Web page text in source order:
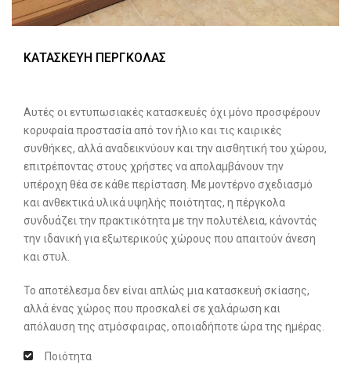
ΚΑΤΑΣΚΕΥΗ ΠΕΡΓΚΟΛΑΣ
Αυτές οι εντυπωσιακές κατασκευές όχι μόνο προσφέρουν
κορυφαία προστασία από τον ήλιο και τις καιρικές
συνθήκες, αλλά αναδεικνύουν και την αισθητική του χώρου,
επιτρέποντας στους χρήστες να απολαμβάνουν την
υπέροχη θέα σε κάθε περίσταση. Με μοντέρνο σχεδιασμό
και ανθεκτικά υλικά υψηλής ποιότητας, η πέργκολα
συνδυάζει την πρακτικότητα με την πολυτέλεια, κάνοντάς
την ιδανική για εξωτερικούς χώρους που απαιτούν άνεση
και στυλ.
Το αποτέλεσμα δεν είναι απλώς μια κατασκευή σκίασης,
αλλά ένας χώρος που προσκαλεί σε χαλάρωση και
απόλαυση της ατμόσφαιρας, οποιαδήποτε ώρα της ημέρας.
Ποιότητα